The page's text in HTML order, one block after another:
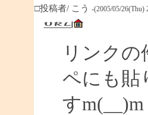
□投稿者/ こう -(2005/05/26(Thu)
リンク
ペにも貼
すm(__)m